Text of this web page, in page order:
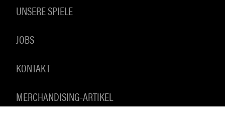
UNSERE SPIELE
JOBS
KONTAKT
MERCHANDISING-ARTIKEL